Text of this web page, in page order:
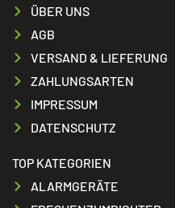
ÜBER UNS
AGB
VERSAND & LIEFERUNG
ZAHLUNGSARTEN
IMPRESSUM
DATENSCHUTZ
TOP KATEGORIEN
ALARMGERÄTE